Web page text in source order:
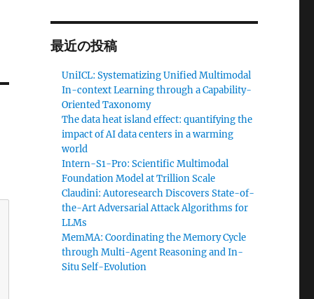
最近の投稿
UniICL: Systematizing Unified Multimodal
In-context Learning through a Capability-
Oriented Taxonomy
The data heat island effect: quantifying the
impact of AI data centers in a warming
world
Intern-S1-Pro: Scientific Multimodal
Foundation Model at Trillion Scale
Claudini: Autoresearch Discovers State-of-
the-Art Adversarial Attack Algorithms for
LLMs
MemMA: Coordinating the Memory Cycle
through Multi-Agent Reasoning and In-
Situ Self-Evolution